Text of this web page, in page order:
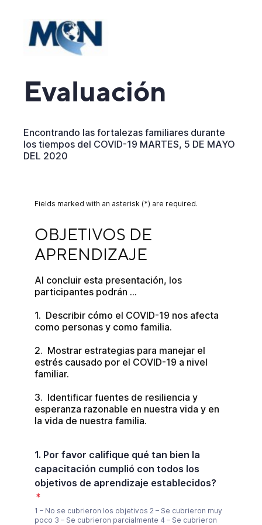
Evaluación
Encontrando las fortalezas familiares durante
los tiempos del COVID-19 MARTES, 5 DE MAYO
DEL 2020
Fields marked with an asterisk (*) are required.
OBJETIVOS DE
APRENDIZAJE
Al concluir esta presentación, los
participantes podrán ...
1.  Describir cómo el COVID-19 nos afecta
como personas y como familia.
2.  Mostrar estrategias para manejar el
estrés causado por el COVID-19 a nivel
familiar.
3.  Identificar fuentes de resiliencia y
esperanza razonable en nuestra vida y en
la vida de nuestra familia.
1. Por favor califique qué tan bien la
capacitación cumplió con todos los
objetivos de aprendizaje establecidos?
*
1 – No se cubrieron los objetivos 2 – Se cubrieron muy
poco 3 – Se cubrieron parcialmente 4 – Se cubrieron